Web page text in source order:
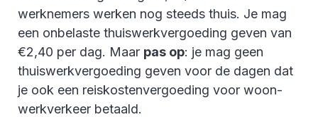
werknemers werken nog steeds thuis. Je mag
een onbelaste thuiswerkvergoeding geven van
€2,40 per dag. Maar pas op: je mag geen
thuiswerkvergoeding geven voor de dagen dat
je ook een reiskostenvergoeding voor woon-
werkverkeer betaald.